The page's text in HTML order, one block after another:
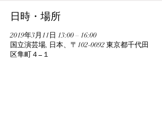
日時・場所
2019年3月11日 13:00 – 16:00
国立演芸場, 日本、〒102-0092 東京都千代田
区隼町４−１